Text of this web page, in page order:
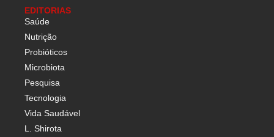
EDITORIAS
Saúde
Nutrição
Probióticos
Microbiota
Pesquisa
Tecnologia
Vida Saudável
L. Shirota